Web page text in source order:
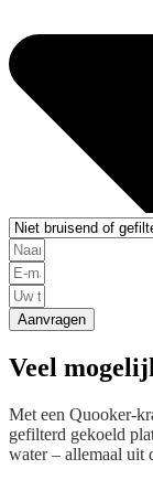
Aanvragen
Veel
Met een Quooker-
gefilterd gekoeld
water – allemaal uit